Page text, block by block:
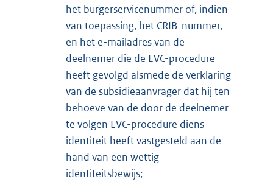
het burgerservicenummer of, indien
van toepassing, het CRIB-nummer,
en het e-mailadres van de
deelnemer die de EVC-procedure
heeft gevolgd alsmede de verklaring
van de subsidieaanvrager dat hij ten
behoeve van de door de deelnemer
te volgen EVC-procedure diens
identiteit heeft vastgesteld aan de
hand van een wettig
identiteitsbewijs;